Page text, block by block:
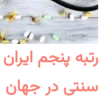
رتبه پنجم
سنتی در جهان